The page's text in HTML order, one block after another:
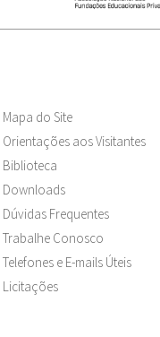
Mapa do Site
Orientações aos Visitantes
Biblioteca
Downloads
Dúvidas Frequentes
Trabalhe Conosco
Telefones e E-mails Úteis
Licitações